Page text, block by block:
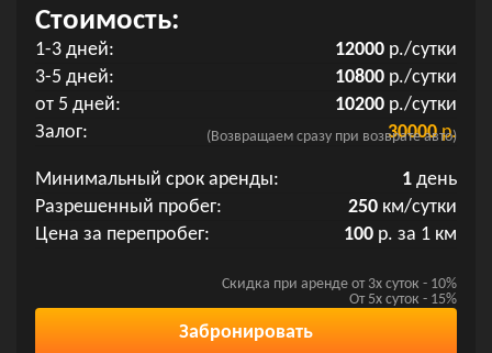
Стоимость:
1-3 дней: 12000 р./сутки
3-5 дней:
10800 р./сутки
от 5 дней:
10200 р./сутки
Залог:
30000р.
(Возвращаем сразу при возврате авто)
Минимальный срок аренды: 1 день
Разрешенный пробег:
250 км/сутки
Цена за перепробег:
100 р. за 1 км
Скидка при аренде от 3х суток - 10%
От 5х суток - 15%
Забронировать